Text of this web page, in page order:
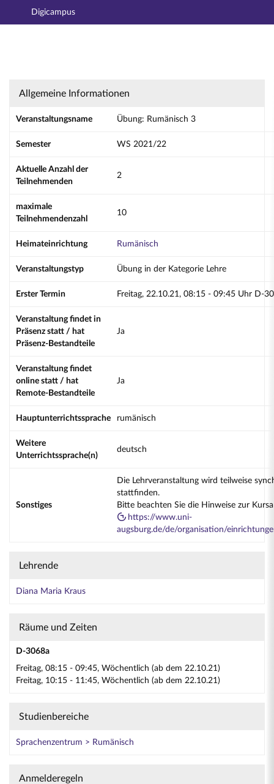
Hauptnavigation
Digicampus
Übung: Rumänisch 3 - Details
Allgemeine Informationen
Veranstaltungsname Übung: Rumänisch 3
Semester WS 2021/22
Aktuelle Anzahl der
Teilnehmenden
2
maximale
Teilnehmendenzahl
10
Heimateinrichtung Rumänisch
Veranstaltungstyp Übung in der Kategorie Lehre
Erster Termin Freitag, 22.10.21, 08:15 - 09:45 Uhr D-
Veranstaltung findet in
Präsenz statt / hat
Präsenz-Bestandteile
Ja
Veranstaltung findet
online statt / hat
Remote-Bestandteile
Ja
Hauptunterrichtssprache rumänisch
Weitere
Unterrichtssprache(n)
deutsch
Sonstiges
Die Lehrveranstaltung wird teilweise
stattfinden.
Bitte beachten Sie die Hinweise zur
https://www.uni-
augsburg.de/de/organisation/
Lehrende
Diana Maria Kraus
Räume und Zeiten
D-3068a
Freitag, 08:15 - 09:45, Wöchentlich (ab dem 22.10.21)
Freitag, 10:15 - 11:45, Wöchentlich (ab dem 22.10.21)
Studienbereiche
Sprachenzentrum > Rumänisch
Anmelderegeln